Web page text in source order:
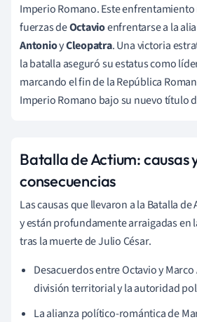
Imperio Romano. Este enfrentamiento
fuerzas deOctavioenfrentarse a la
AntonioyCleopatra. Una victoria
la batalla aseguró su estatus como
marcando el fin de la República
Imperio Romano bajo su nuevo título
Batalla de Actium: causas
consecuencias
Las causas que llevaron a la Batalla
y están profundamente arraigadas en
tras la muerte de Julio César.
Desacuerdos entre Octavio y
división territorial y la autoridad
La alianza político-romántica de